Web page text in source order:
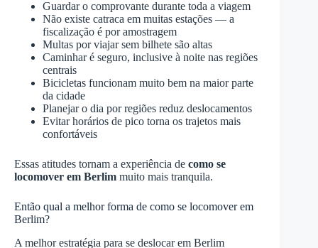
Guardar o comprovante durante toda a viagem
Não existe catraca em muitas estações — a
fiscalização é por amostragem
Multas por viajar sem bilhete são altas
Caminhar é seguro, inclusive à noite nas regiões
centrais
Bicicletas funcionam muito bem na maior parte
da cidade
Planejar o dia por regiões reduz deslocamentos
Evitar horários de pico torna os trajetos mais
confortáveis
Essas atitudes tornam a experiência de como se
locomover em Berlim muito mais tranquila.
Então qual a melhor forma de como se locomover em
Berlim?
A melhor estratégia para se deslocar em Berlim